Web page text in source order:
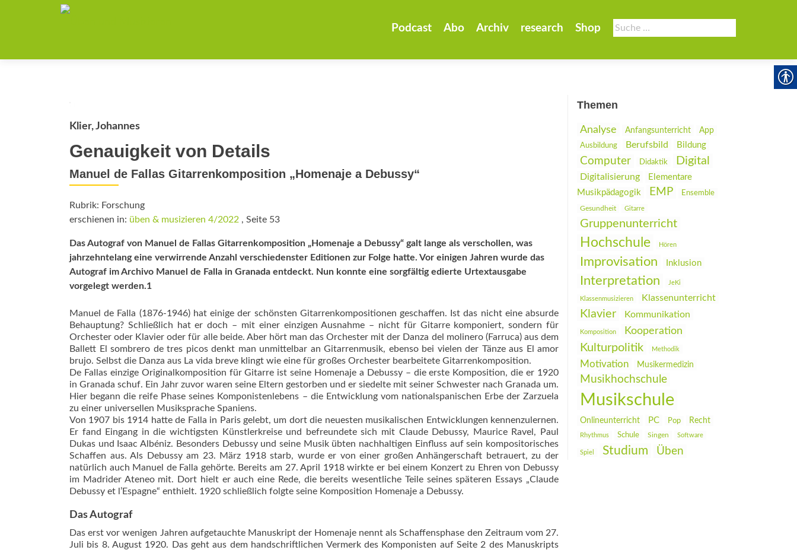
Suche
nach:
Podcast Abo Archiv research Shop
Klier, Johannes
Genauigkeit von Details
Manuel de Fallas Gitarrenkomposition „Homenaje a Debussy“
Rubrik: Forschung
erschienen in: üben & musizieren 4/2022 , Seite 53
Das Autograf von Manuel de Fallas Gitarrenkomposition „Homenaje a Debussy“ galt lange als verschollen, was
jahrzehntelang eine verwirrende Anzahl verschiedenster Editionen zur Folge hatte. Vor einigen Jahren wurde das
Autograf im Archivo Manuel de Falla in Granada entdeckt. Nun ­konnte eine sorgfältig edierte Urtextausga­be
vorgelegt werden.1
Manuel de Falla (1876-1946) hat einige der schönsten Gitarrenkompositionen geschaffen. Ist das nicht eine absurde
Behauptung? Schließlich hat er doch – mit einer einzigen Ausnahme – nicht für Gitarre komponiert, sondern für
Orchester oder Klavier oder für alle beide. Aber hört man das Orchester mit der Danza del molinero (Farruca) aus dem
Ballett El sombrero de tres picos denkt man unmittelbar an Gitarrenmusik, ebenso bei vielen der Tänze aus El amor
brujo. Selbst die Danza aus La vida breve klingt wie eine für großes Orchester bearbeitete Gitarrenkomposition.
De Fallas einzige Originalkomposition für Gitarre ist seine Homenaje a Debussy – die erste Komposition, die er 1920
in Granada schuf. Ein Jahr zuvor waren seine Eltern gestorben und er siedelte mit seiner Schwester nach Granada um.
Hier begann die reife Phase seines Komponistenlebens – die Entwicklung vom nationalspanischen Erbe der Zarzuela
zu einer universellen Musiksprache Spaniens.
Von 1907 bis 1914 hatte de Falla in Paris gelebt, um dort die neuesten musikalischen Entwicklungen kennenzulernen.
Er fand Eingang in die wichtigsten Künstlerkreise und befreundete sich mit Claude Debussy, Maurice Ravel, Paul
Dukas und Isaac Albéniz. Besonders Debussy und seine Musik übten nachhaltigen Einfluss auf sein kompositorisches
Schaffen aus. Als Debussy am 23. März 1918 starb, wurde er von einer großen Anhängerschaft betrauert, zu der
natürlich auch Manuel de Falla gehörte. Bereits am 27. April 1918 wirkte er bei einem Konzert zu Ehren von Debussy
im Madrider Ateneo mit. Dort hielt er auch eine Rede, die bereits wesentliche Teile seines späteren Essays „Claude
Debussy et l’Espagne“ enthielt. 1920 schließlich folgte seine Komposition Homenaje a Debussy.
Das Autograf
Das erst vor wenigen Jahren aufgetauchte Manuskript der Homenaje nennt als Schaffensphase den Zeitraum vom 27.
Juli bis 8. August 1920. Das geht aus dem handschriftlichen Vermerk des Komponisten auf Seite 2 des Manuskripts
Themen
Analyse Anfangsunterricht
App
Ausbildung
Berufsbild Bildung
Computer Didaktik Digital
Digitalisierung
Elementare
Musikpädagogik
EMP Ensemble
Gesundheit Gitarre
Gruppenunterricht
Hochschule Hören
Improvisation Inklusion
Interpretation JeKi
Klassenmusizieren Klassenunterricht
Klavier Kommunikation
Komposition Kooperation
Kulturpolitik Methodik
Motivation Musikermedizin
Musikhochschule
Musikschule
Onlineunterricht PC Pop Recht
Rhythmus Schule Singen Software
Spiel Studium Üben